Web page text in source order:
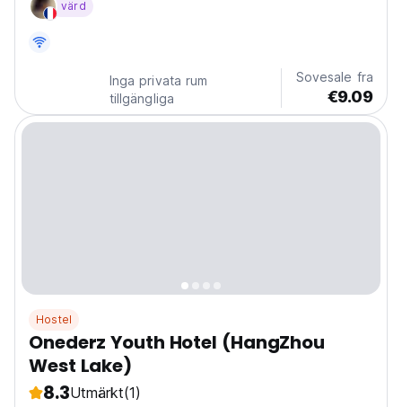
Cuiyuan Street, West Lake District, Hangzhou. The
which...
värd
Inga privata rum
tillgängliga
Sovesale fra
€9.09
Hostel
Onederz Youth Hotel (HangZhou
West Lake)
8.3Utmärkt(1)